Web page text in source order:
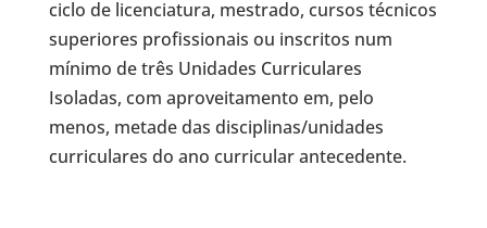
ciclo de licenciatura, mestrado, cursos técnicos
superiores profissionais ou inscritos num
mínimo de três Unidades Curriculares
Isoladas, com aproveitamento em, pelo
menos, metade das disciplinas/unidades
curriculares do ano curricular antecedente.